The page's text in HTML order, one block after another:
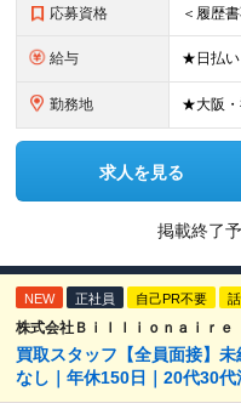
応募資格
給与
勤務地
求人を見る
掲載終了
NEW 正社員 自己PR不要
株式会社Ｂｉｌｌｉｏｎａｉｒｅ
買取スタッフ【全員面接】
なし｜年休150日｜20代30